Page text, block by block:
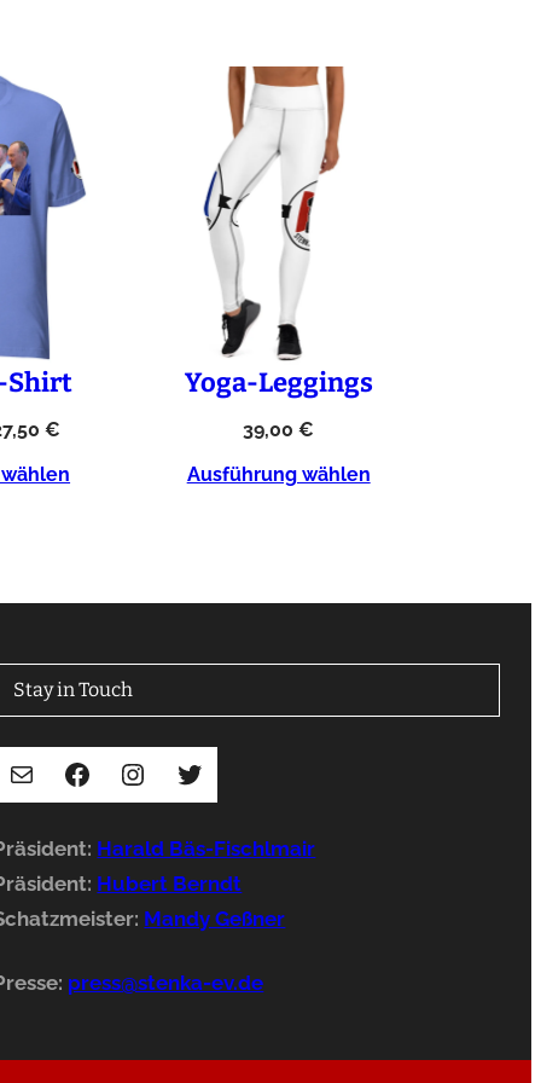
Shirt
€
Yoga-Leggings
39,00€
Ausführung wählen
Stay in Touch
E-Mail Facebook Instagram Twitter
Harald Bäs-Fischlmair
Hubert Berndt
Mandy Geßner
press@stenka-ev.de